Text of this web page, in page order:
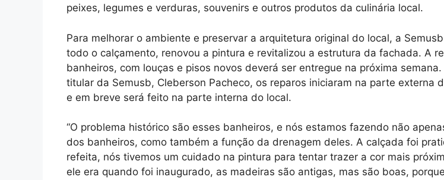
peixes, legumes e verduras, souvenirs e outros produtos da culinária local.
Para melhorar o ambiente e preservar a arquitetura original do local, a
todo o calçamento, renovou a pintura e revitalizou a estrutura da fachada. A
banheiros, com louças e pisos novos deverá ser entregue na próxima
titular da Semusb, Cleberson Pacheco, os reparos iniciaram na parte externa
e em breve será feito na parte interna do local.
“O problema histórico são esses banheiros, e nós estamos fazendo não
dos banheiros, como também a função da drenagem deles. A calçada foi
refeita, nós tivemos um cuidado na pintura para tentar trazer a cor mais
ele era quando foi inaugurado, as madeiras são antigas, mas são boas,